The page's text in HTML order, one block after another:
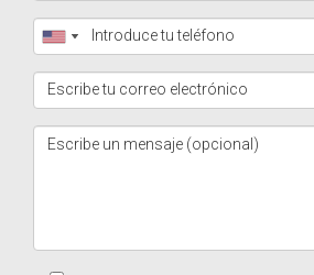
Los costos pueden incluir impuestos
tarifas legales y gastos de
¿Puedo alquilar mi propiedad
usando?
Sí, muchos propietarios optan por